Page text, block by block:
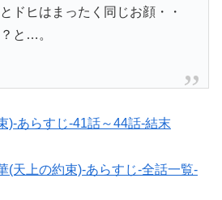
ドヒはまったく同じお顔・・
と…。
)-あらすじ-41話～44話-結末
(天上の約束)-あらすじ-全話一覧-